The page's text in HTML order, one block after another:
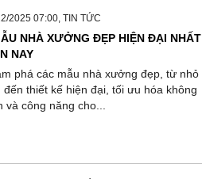
2025 07:00, TIN TỨC
NHÀ XƯỞNG ĐẸP HIỆN ĐẠI NHẤT
NAY
phá các mẫu nhà xưởng đẹp, từ nhỏ
đến thiết kế hiện đại, tối ưu hóa không
và công năng cho...